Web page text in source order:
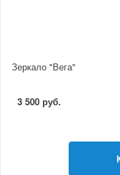
Зеркало "Вега"
3 500 руб.